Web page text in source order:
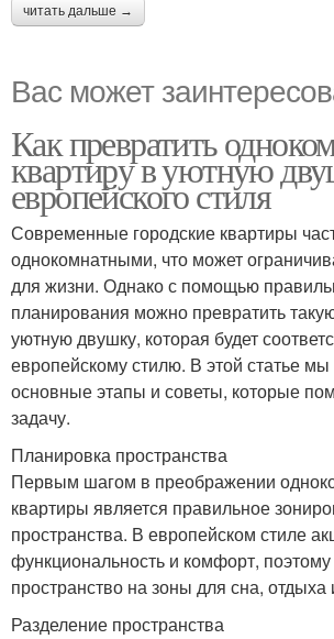
читать дальше →
Вас может
Как превратить
квартиру в уютную
европейского стиля
Современные городские квартиры
однокомнатными, что может
для жизни. Однако с помощью
планирования можно превратить
уютную двушку, которая будет
европейскому стилю. В этой статье
основные этапы и советы, которые
задачу.
Планировка пространства
Первым шагом в преображении
квартиры является правильное
пространства. В европейском стиле
функциональность и комфорт,
пространство на зоны для сна, отдыха
Разделение пространства